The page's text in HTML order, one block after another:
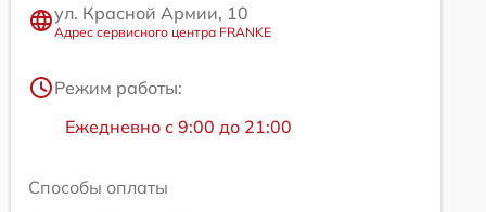
ул. Красной Армии, 10
Адрес сервисного центра FRANKE
Режим работы:
Ежедневно с 9:00 до 21:00
Способы оплаты